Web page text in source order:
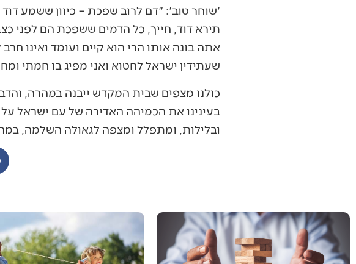
'שוחר טוב': "דם לרוב שפכת – כיוון ששמע
תירא דוד, חייך, כל הדמים ששפכת הם לפני
אתה בונה אותו הרי הוא קיים ועומד ואינו
שעתידין ישראל לחטוא ואני מפיג בו חמתי
כולנו מצפים שבית המקדש ייבנה במהרה,
בעינינו את הכמיהה האדירה של עם ישראל על
ובלילות, ומתפלל ומצפה לגאולה השלמה,